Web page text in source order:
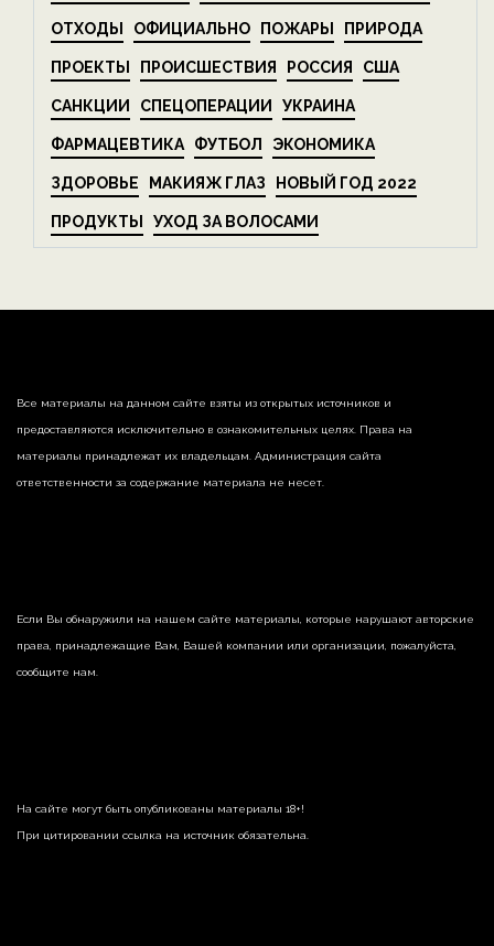
ОТХОДЫ ОФИЦИАЛЬНО ПОЖАРЫ ПРИРОДА
ПРОЕКТЫ ПРОИСШЕСТВИЯ РОССИЯ США
САНКЦИИ СПЕЦОПЕРАЦИИ УКРАИНА
ФАРМАЦЕВТИКА ФУТБОЛ ЭКОНОМИКА
ЗДОРОВЬЕ МАКИЯЖ ГЛАЗ НОВЫЙ ГОД 2022
ПРОДУКТЫ УХОД ЗА ВОЛОСАМИ
Все материалы на данном сайте взяты из открытых источников и
предоставляются исключительно в ознакомительных целях. Права на
материалы принадлежат их владельцам. Администрация сайта
ответственности за содержание материала не несет.
Если Вы обнаружили на нашем сайте материалы, которые нарушают авторские
права, принадлежащие Вам, Вашей компании или организации, пожалуйста,
сообщите нам.
На сайте могут быть опубликованы материалы 18+!
При цитировании ссылка на источник обязательна.